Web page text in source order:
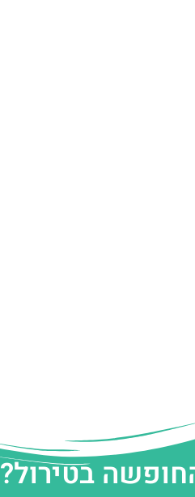
בטירול?